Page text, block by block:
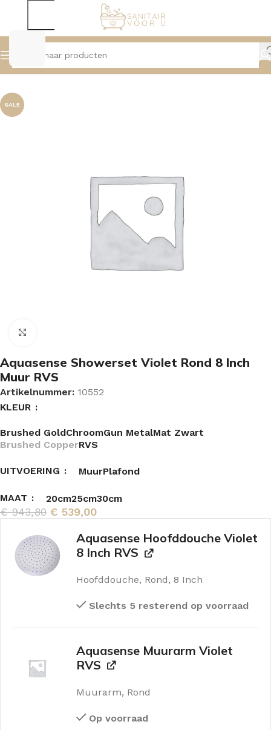
Home Douche Douchesystemen
SALE
Aquasense Showerset Violet Rond 8 Inch
Muur RVS
Artikelnummer: 10552
KLEUR
Brushed GoldChroomGun MetalMat Zwart
Brushed CopperRVS
UITVOERING MuurPlafond
MAAT 20cm25cm30cm
€943,80 € 539,00
Aquasense Hoofddouche Violet
8 Inch RVS
Hoofddouche, Rond, 8 Inch
Slechts 5 resterend op voorraad
Aquasense Muurarm Violet
RVS
Muurarm, Rond
Op voorraad